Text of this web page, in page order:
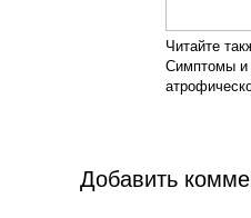
Читайте
Симптомы и
Добавить